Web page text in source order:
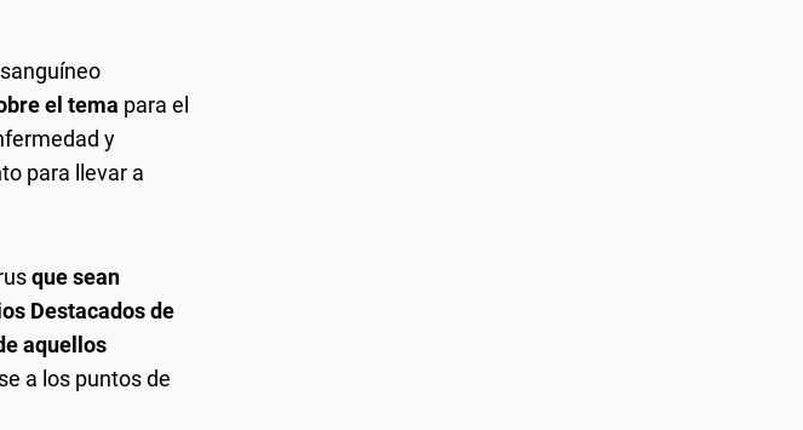
el tema para el
y
para llevar a
que sean
Destacados de
aquellos
a los puntos de